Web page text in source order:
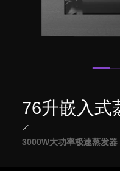
76升嵌入式
3000W大功率极速蒸发器